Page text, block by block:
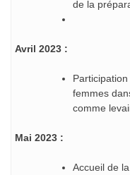
de la
Avril 2023 :
femmes
comme
Mai 2023 :
Accueil de